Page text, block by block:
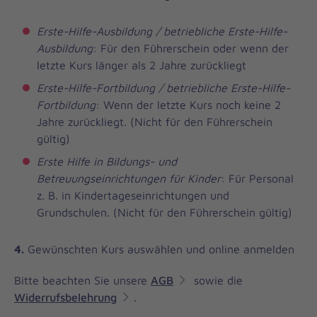
Erste-Hilfe-Ausbildung / betriebliche Erste-Hilfe-
Ausbildung: Für den Führerschein oder wenn der
letzte Kurs länger als 2 Jahre zurückliegt
Erste-Hilfe-Fortbildung / betriebliche Erste-Hilfe-
Fortbildung: Wenn der letzte Kurs noch keine 2
Jahre zurückliegt. (Nicht für den Führerschein
gültig)
Erste Hilfe in Bildungs- und
Betreuungseinrichtungen für Kinder: Für Personal
z. B. in Kindertageseinrichtungen und
Grundschulen. (Nicht für den Führerschein gültig)
4. Gewünschten Kurs auswählen und online anmelden
Bitte beachten Sie unsere AGB
sowie die
Widerrufsbelehrung
.